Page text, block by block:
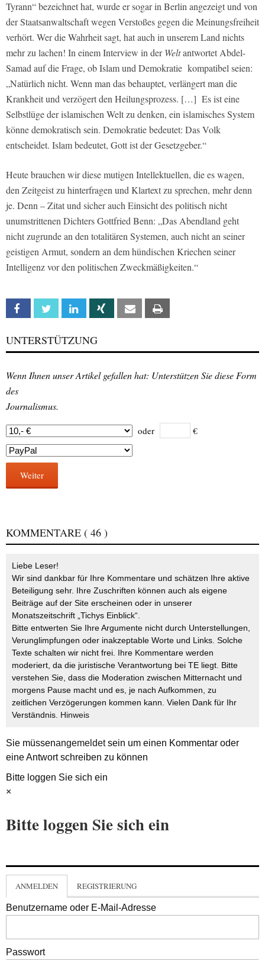
Tyrann“ bezeichnet hat, wurde er sogar in Berlin angezeigt und von
der Staatsanwaltschaft wegen Verstoßes gegen die Meinungsfreiheit
verhört. Wer die Wahrheit sagt, hat auch in unserem Land nichts
mehr zu lachen! In einem Interview in derWeltantwortet Abdel-
Samad auf die Frage, ob Islam und Demokratie kompatibel seien:
„Natürlich nicht. Wenn man das behauptet, verlängert man die
Krankheit und verzögert den Heilungsprozess. […] Es ist eine
Selbstlüge der islamischen Welt zu denken, ein islamisches System
könne demokratisch sein. Demokratie bedeutet: Das Volk
entscheidet. Islam bedeutet, Gott ist der Gesetzgeber.“
Heute brauchen wir diese mutigen Intellektuellen, die es wagen,
den Zeitgeist zu hinterfragen und Klartext zu sprechen, mehr denn
je. Denn – Zitat und sicher auch Einsicht des politisch nicht
unumstrittenen Dichters Gottfried Benn: „Das Abendland geht
nicht zugrunde an den totalitären Systemen, auch nicht an seiner
geistigen Armut, sondern an dem hündischen Kriechen seiner
Intelligenz vor den politischen Zweckmäßigkeiten.“
Facebook Twitter Linkedin Xing Email
UNTERSTÜTZUNG
Wenn Ihnen unser Artikel gefallen hat: Unterstützen Sie diese Form
des
Journalismus.
oder €
Weiter
KOMMENTARE ( 46 )
Liebe Leser!
Wir sind dankbar für Ihre Kommentare und schätzen Ihre aktive
Beteiligung sehr. Ihre Zuschriften können auch als eigene
Beiträge auf der Site erscheinen oder in unserer
Monatszeitschrift „Tichys Einblick“.
Bitte entwerten Sie Ihre Argumente nicht durch Unterstellungen,
Verunglimpfungen oder inakzeptable Worte und Links. Solche
Texte schalten wir nicht frei. Ihre Kommentare werden
moderiert, da die juristische Verantwortung bei TE liegt. Bitte
verstehen Sie, dass die Moderation zwischen Mitternacht und
morgens Pause macht und es, je nach Aufkommen, zu
zeitlichen Verzögerungen kommen kann. Vielen Dank für Ihr
Verständnis. Hinweis
Sie müssenangemeldetsein um einen Kommentar oder
eine Antwort schreiben zu können
Bitte loggen Sie sich ein
×
Bitte loggen Sie sich ein
ANMELDEN REGISTRIERUNG
Benutzername oder E-Mail-Adresse
Passwort